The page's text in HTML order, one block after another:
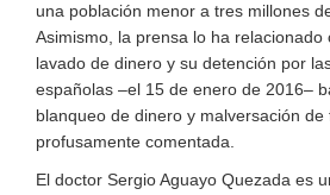
una población menor a tres millones
Asimismo, la prensa lo ha relacionado
lavado de dinero y su detención por
españolas –el 15 de enero de 2016–
blanqueo de dinero y malversación de
profusamente comentada.
El doctor Sergio Aguayo Quezada es